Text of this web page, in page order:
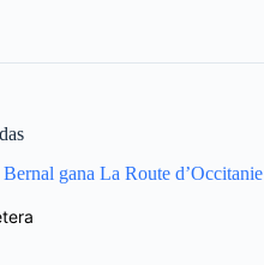
gana La Route d’Occitanie